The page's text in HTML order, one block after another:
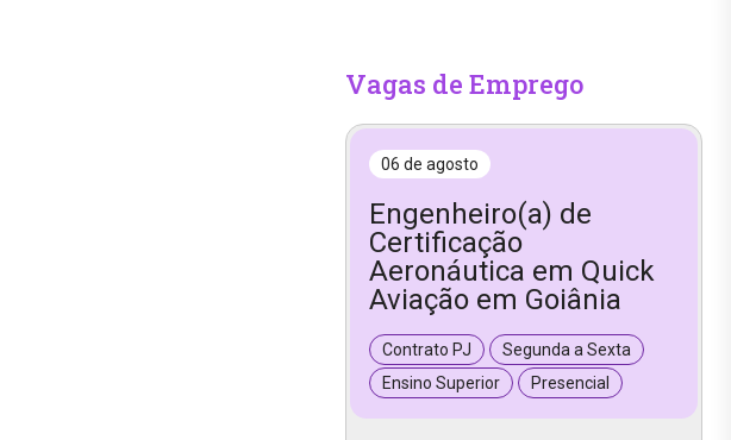
Vagas de Emprego
06 de agosto
Engenheiro(a) de
Certificação
Aeronáutica em Quick
Aviação em Goiânia
Contrato PJ
Segunda a Sexta
Ensino Superior
Presencial